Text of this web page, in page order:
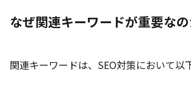
なぜ関連キーワードが重要なの
関連キーワードは、SEO対策において以